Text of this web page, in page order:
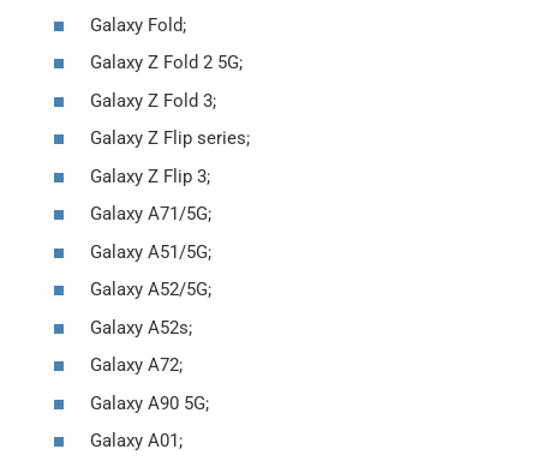
Galaxy Fold;
Galaxy Z Fold 2 5G;
Galaxy Z Fold 3;
Galaxy Z Flip series;
Galaxy Z Flip 3;
Galaxy A71/5G;
Galaxy A51/5G;
Galaxy A52/5G;
Galaxy A52s;
Galaxy A72;
Galaxy A90 5G;
Galaxy A01;